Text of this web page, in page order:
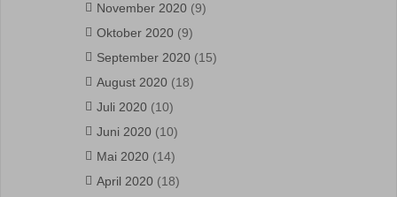
November 2020 (9)
Oktober 2020 (9)
September 2020 (15)
August 2020 (18)
Juli 2020 (10)
Juni 2020 (10)
Mai 2020 (14)
April 2020 (18)